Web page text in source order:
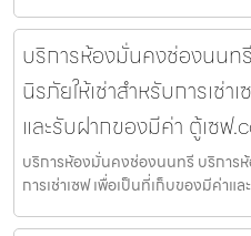
บริการห้องมั่นคงช่องนน
นิรภัยให้เช่าสำหรับการเช่า
และรับฝากของมีค่า ตู้เซฟ
บริการห้องมั่นคงช่องนนทรี บริการ
การเช่าเซฟ เพื่อเป็นที่เก็บของมีค่าแ